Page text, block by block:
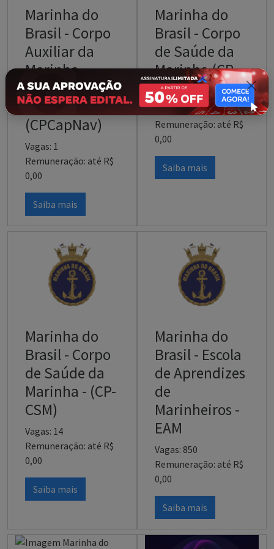
Marinha do
Brasil - Corpo
Auxiliar da
Marinha -
Capelães
Navais
(CPCapNav)
Vagas: 1
Remuneração: até R$
0,00
Saiba mais
Marinha do
Brasil - Corpo
de Saúde da
Marinha (CP-
CSM-S)
Vagas: 14
Remuneração: até R$
0,00
Saiba mais
Marinha do
Brasil - Corpo
de Saúde da
Marinha - (CP-
CSM)
Vagas: 14
Remuneração: até R$
0,00
Saiba mais
Marinha do
Brasil - Escola
de Aprendizes
de
Marinheiros -
EAM
Vagas: 850
Remuneração: até R$
0,00
Saiba mais